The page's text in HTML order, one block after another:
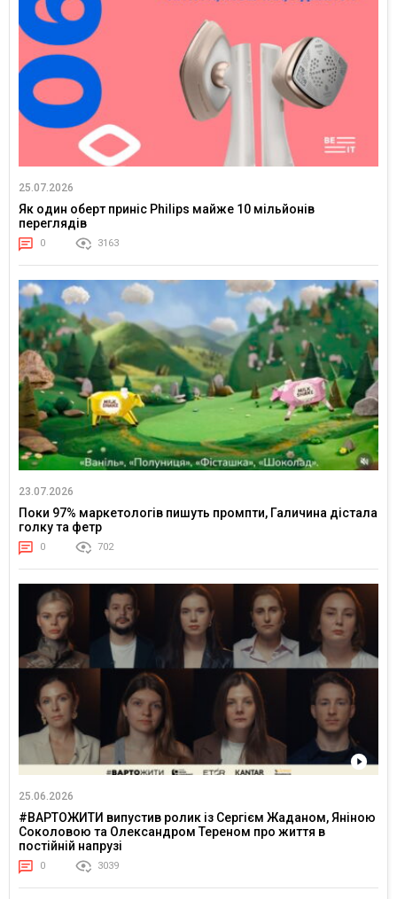
25.07.2026
Як один оберт приніс Philips майже 10 мільйонів
переглядів
0 3163
23.07.2026
Поки 97% маркетологів пишуть промпти, Галичина дістала
голку та фетр
0 702
25.06.2026
#ВАРТОЖИТИ випустив ролик із Сергієм Жаданом, Яніною
Соколовою та Олександром Тереном про життя в
постійній напрузі
0 3039